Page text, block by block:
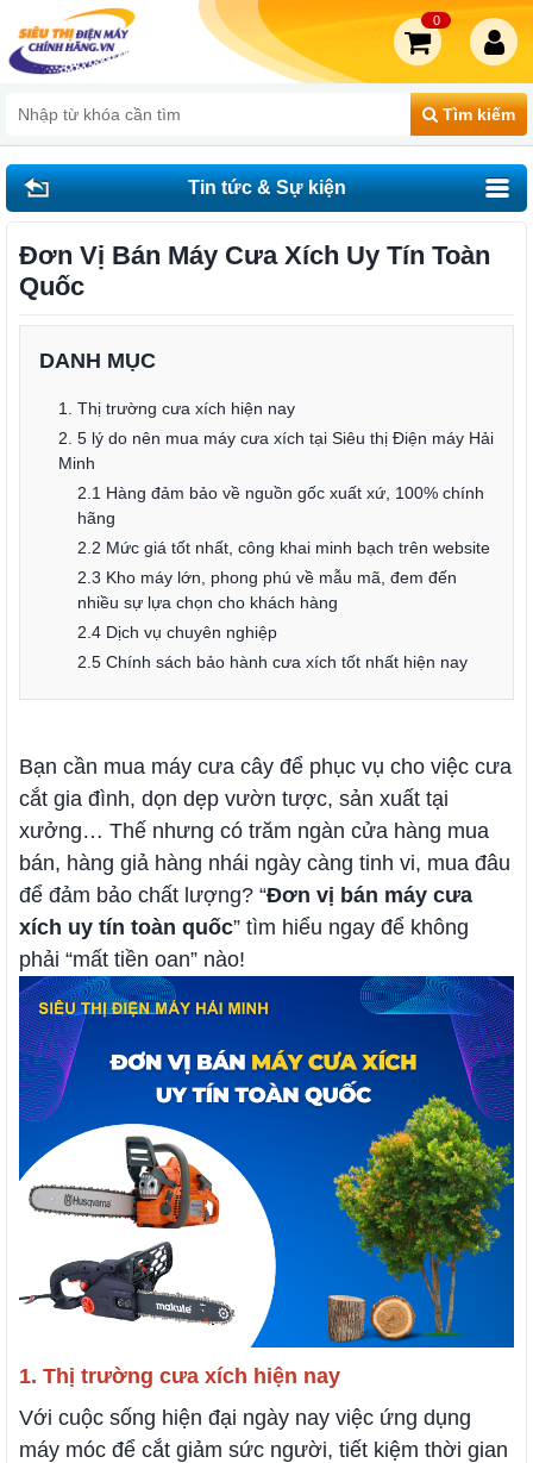
Tìm kiếm
0
Tin tức & Sự kiện
Đơn Vị Bán Máy Cưa Xích Uy Tín Toàn
Quốc
DANH MỤC
1. Thị trường cưa xích hiện nay
2. 5 lý do nên mua máy cưa xích tại Siêu thị Điện máy Hải
Minh
2.1 Hàng đảm bảo về nguồn gốc xuất xứ, 100% chính
hãng
2.2 Mức giá tốt nhất, công khai minh bạch trên website
2.3 Kho máy lớn, phong phú về mẫu mã, đem đến
nhiều sự lựa chọn cho khách hàng
2.4 Dịch vụ chuyên nghiệp
2.5 Chính sách bảo hành cưa xích tốt nhất hiện nay
Bạn cần mua máy cưa cây để phục vụ cho việc cưa
cắt gia đình, dọn dẹp vườn tược, sản xuất tại
xưởng… Thế nhưng có trăm ngàn cửa hàng mua
bán, hàng giả hàng nhái ngày càng tinh vi, mua đâu
để đảm bảo chất lượng? “Đơn vị bán máy cưa
xích uy tín toàn quốc” tìm hiểu ngay để không
phải “mất tiền oan” nào!
1. Thị trường cưa xích hiện nay
Với cuộc sống hiện đại ngày nay việc ứng dụng
máy móc để cắt giảm sức người, tiết kiệm thời gian